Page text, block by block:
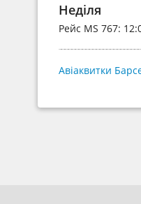
Неділя
Рейс MS 767:
Авіаквитки